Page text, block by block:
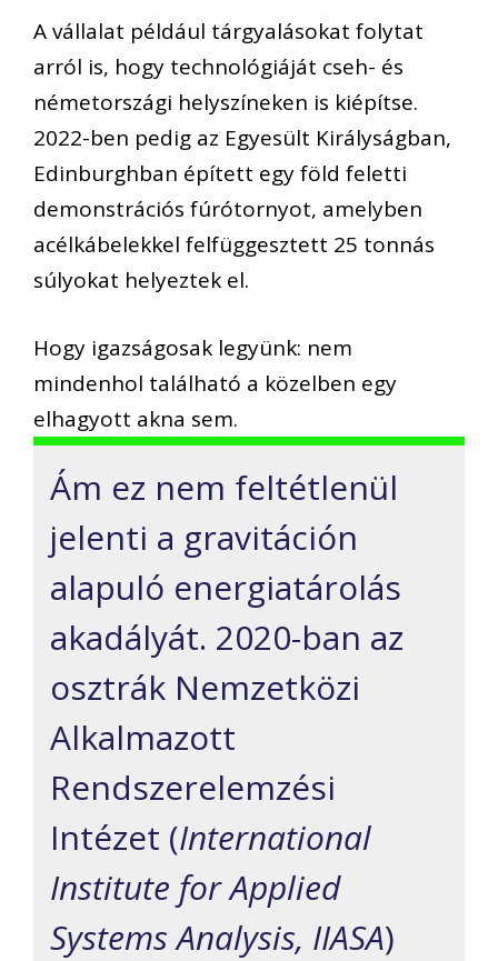
A vállalat például tárgyalásokat folytat
arról is, hogy technológiáját cseh- és
németországi helyszíneken is kiépítse.
2022-ben pedig az Egyesült Királyságban,
Edinburghban épített egy föld feletti
demonstrációs fúrótornyot, amelyben
acélkábelekkel felfüggesztett 25 tonnás
súlyokat helyeztek el.
Hogy igazságosak legyünk: nem
mindenhol található a közelben egy
elhagyott akna sem.
Ám ez nem feltétlenül
jelenti a gravitáción
alapuló energiatárolás
akadályát. 2020-ban az
osztrák Nemzetközi
Alkalmazott
Rendszerelemzési
Intézet (International
Institute for Applied
Systems Analysis, IIASA)